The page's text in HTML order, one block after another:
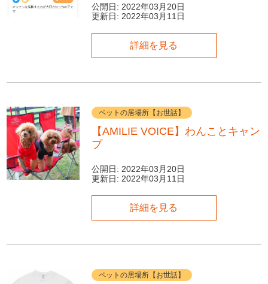
公開日: 2022年03月20日
更新日: 2022年03月11日
詳細を見る
ペットの居場所【お世話】
【AMILIE VOICE】わんことキャン
プ
公開日: 2022年03月20日
更新日: 2022年03月11日
詳細を見る
ペットの居場所【お世話】